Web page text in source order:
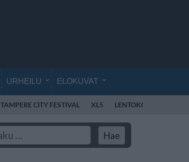
URHEILU ELOKUVAT
TAMPERE CITY FESTIVAL XL5 LENTOKONE